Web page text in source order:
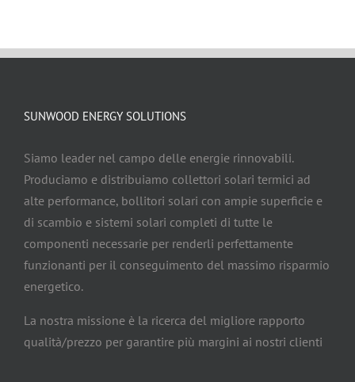
SUNWOOD ENERGY SOLUTIONS
Siamo leader nel campo delle energie rinnovabili.
Produciamo e distribuiamo collettori solari termici ad
alte performance, bollitori solari con ampie superficie e
di scambio e sistemi solari completi di tutte le
componenti necessarie per renderli perfettamente
funzionanti per il conseguimento del massimo risparmio
energetico.
La nostra missione è la ricerca del migliore rapporto
qualità/prezzo per garantire più margini ai nostri clienti